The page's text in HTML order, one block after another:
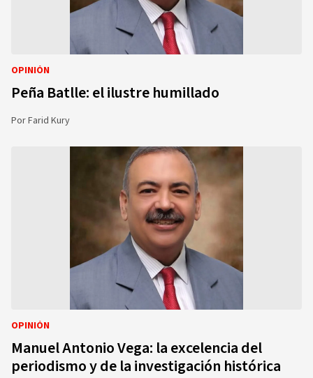
OPINIÓN
Peña Batlle: el ilustre humillado
PorFarid Kury
OPINIÓN
Manuel Antonio Vega: la excelencia del
periodismo y de la investigación histórica